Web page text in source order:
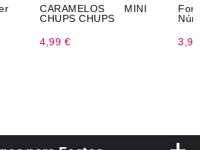
CARAMELOS MINI
CHUPS CHUPS
4,99 €